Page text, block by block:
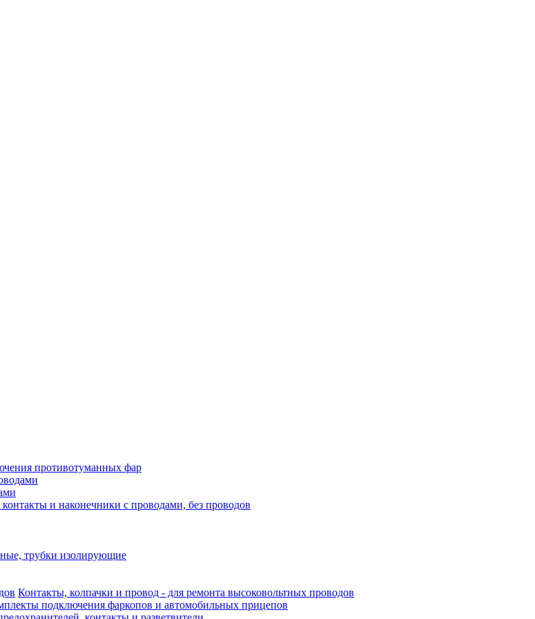
противотуманных фар
и наконечники с проводами, без проводов
трубки изолирующие
Контакты, колпачки и провод - для ремонта высоковольтных проводов
подключения фаркопов и автомобильных прицепов